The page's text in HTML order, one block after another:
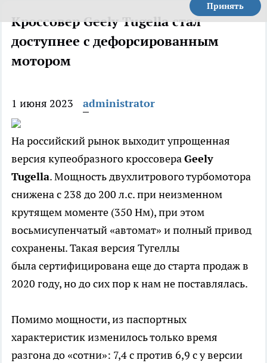
Принять
Кроссовер Geely Tugella стал
доступнее с дефорсированным
мотором
1 июня 2023 administrator
На российский рынок выходит упрощенная
версия купеобразного кроссовераGeely
Tugella. Мощность двухлитрового турбомотора
снижена с 238 до 200 л.с. при неизменном
крутящем моменте (350 Нм), при этом
восьмисупенчатый «автомат» и полный привод
сохранены. Такая версия Тугеллы
была сертифицирована еще до старта продаж в
2020 году, но до сих пор к нам не поставлялась.
Помимо мощности, из паспортных
характеристик изменилось только время
разгона до «сотни»: 7,4 с против 6,9 с у версии